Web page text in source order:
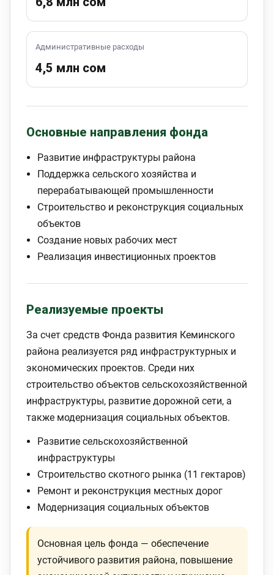
Административные расходы
4,5 млн сом
Основные направления фонда
Развитие инфраструктуры района
Поддержка сельского хозяйства и
перерабатывающей промышленности
Строительство и реконструкция социальных
объектов
Создание новых рабочих мест
Реализация инвестиционных проектов
Реализуемые проекты
За счет средств Фонда развития Кеминского
района реализуется ряд инфраструктурных и
экономических проектов. Среди них
строительство объектов сельскохозяйственной
инфраструктуры, развитие дорожной сети, а
также модернизация социальных объектов.
Развитие сельскохозяйственной
инфраструктуры
Строительство скотного рынка (11 гектаров)
Ремонт и реконструкция местных дорог
Модернизация социальных объектов
Основная цель фонда — обеспечение
устойчивого развития района, повышение